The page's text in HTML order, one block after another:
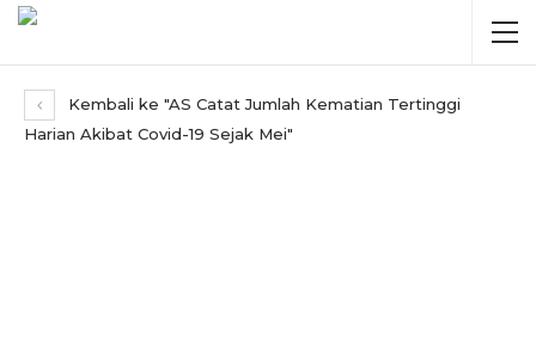
Kembali ke "AS Catat Jumlah Kematian Tertinggi
Harian Akibat Covid-19 Sejak Mei"